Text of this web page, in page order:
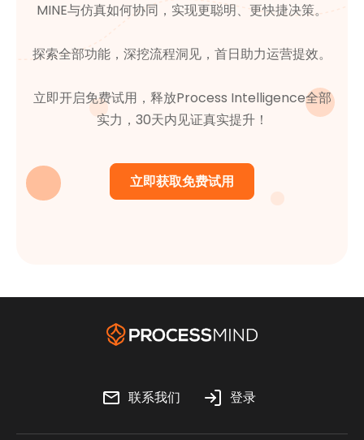
MINE与仿真如何协同，实现更聪明、更快捷决策。
探索全部功能，深挖流程洞见，首日助力运营提效。
立即开启免费试用，释放Process Intelligence全部
实力，30天内见证真实提升！
立即获取免费试用
联系我们 登录